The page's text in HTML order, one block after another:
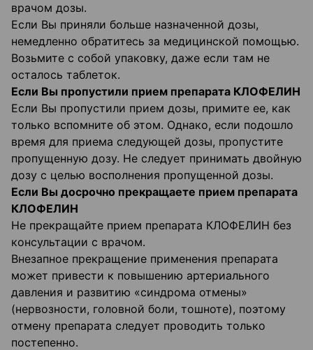
врачом дозы.
Если Вы приняли больше назначенной дозы,
немедленно обратитесь за медицинской помощью.
Возьмите с собой упаковку, даже если там не
осталось таблеток.
Если Вы пропустили прием препарата КЛОФЕЛИН
Если Вы пропустили прием дозы, примите ее, как
только вспомните об этом. Однако, если подошло
время для приема следующей дозы, пропустите
пропущенную дозу. Не следует принимать двойную
дозу с целью восполнения пропущенной дозы.
Если Вы досрочно прекращаете прием препарата
КЛОФЕЛИН
Не прекращайте прием препарата КЛОФЕЛИН без
консультации с врачом.
Внезапное прекращение применения препарата
может привести к повышению артериального
давления и развитию «синдрома отмены»
(нервозности, головной боли, тошноте), поэтому
отмену препарата следует проводить только
постепенно.